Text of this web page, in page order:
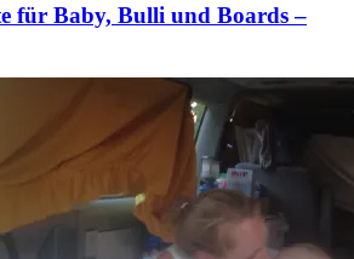
für Baby, Bulli und Boards –